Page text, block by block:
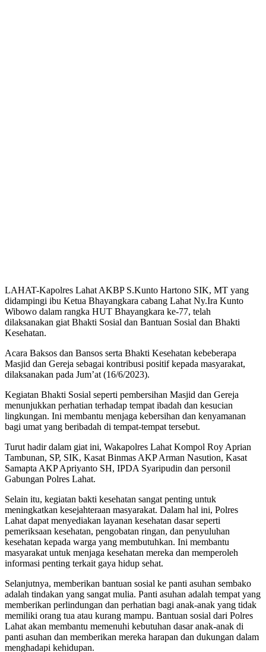
LAHAT-Kapolres Lahat AKBP S.Kunto Hartono SIK, MT yang
didampingi ibu Ketua Bhayangkara cabang Lahat Ny.Ira Kunto
Wibowo dalam rangka HUT Bhayangkara ke-77, telah
dilaksanakan giat Bhakti Sosial dan Bantuan Sosial dan Bhakti
Kesehatan.
Acara Baksos dan Bansos serta Bhakti Kesehatan kebeberapa
Masjid dan Gereja sebagai kontribusi positif kepada masyarakat,
dilaksanakan pada Jum’at (16/6/2023).
Kegiatan Bhakti Sosial seperti pembersihan Masjid dan Gereja
menunjukkan perhatian terhadap tempat ibadah dan kesucian
lingkungan. Ini membantu menjaga kebersihan dan kenyamanan
bagi umat yang beribadah di tempat-tempat tersebut.
Turut hadir dalam giat ini, Wakapolres Lahat Kompol Roy Aprian
Tambunan, SP, SIK, Kasat Binmas AKP Arman Nasution, Kasat
Samapta AKP Apriyanto SH, IPDA Syaripudin dan personil
Gabungan Polres Lahat.
Selain itu, kegiatan bakti kesehatan sangat penting untuk
meningkatkan kesejahteraan masyarakat. Dalam hal ini, Polres
Lahat dapat menyediakan layanan kesehatan dasar seperti
pemeriksaan kesehatan, pengobatan ringan, dan penyuluhan
kesehatan kepada warga yang membutuhkan. Ini membantu
masyarakat untuk menjaga kesehatan mereka dan memperoleh
informasi penting terkait gaya hidup sehat.
Selanjutnya, memberikan bantuan sosial ke panti asuhan sembako
adalah tindakan yang sangat mulia. Panti asuhan adalah tempat yang
memberikan perlindungan dan perhatian bagi anak-anak yang tidak
memiliki orang tua atau kurang mampu. Bantuan sosial dari Polres
Lahat akan membantu memenuhi kebutuhan dasar anak-anak di
panti asuhan dan memberikan mereka harapan dan dukungan dalam
menghadapi kehidupan.